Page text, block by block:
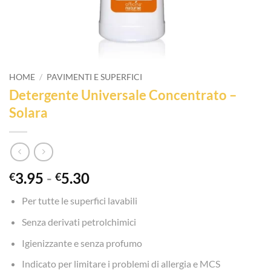
HOME / PAVIMENTI E SUPERFICI
Detergente Universale Concentrato –
Solara
€3.95 - €5.30Fascia
prezzo:
da
€3.95
a
€5.30
Per tutte le superfici lavabili
Senza derivati petrolchimici
Igienizzante e senza profumo
Indicato per limitare i problemi di allergia e MCS